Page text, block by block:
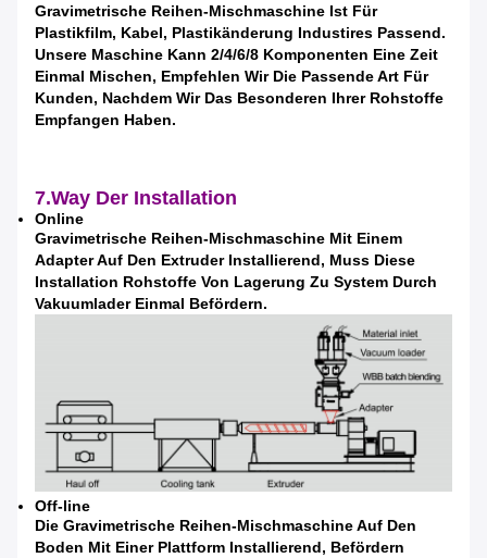
EINREICHUNGEN
Gravimetrische Reihen-Mischmaschine Ist Für
Plastikfilm, Kabel, Plastikänderung Industires Passend.
Unsere Maschine Kann 2/4/6/8 Komponenten Eine Zeit
Einmal Mischen, Empfehlen Wir Die Passende Art Für
Kunden, Nachdem Wir Das Besonderen Ihrer Rohstoffe
Empfangen Haben.
7.Way Der Installation
Online
Gravimetrische Reihen-Mischmaschine Mit Einem
Adapter Auf Den Extruder Installierend, Muss Diese
Installation Rohstoffe Von Lagerung Zu System Durch
Vakuumlader Einmal Befördern.
Off-line
Die Gravimetrische Reihen-Mischmaschine Auf Den
Boden Mit Einer Plattform Installierend, Befördern